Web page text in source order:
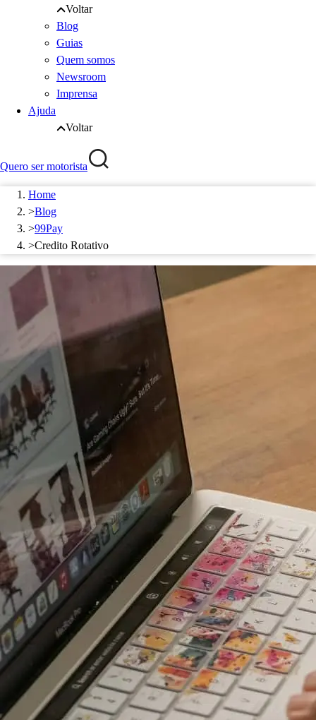
Voltar
Blog
Guias
Quem somos
Newsroom
Imprensa
Ajuda
Voltar
Quero ser motorista
Home
>Blog
>99Pay
>Credito Rotativo